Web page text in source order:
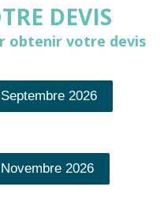
DEVIS
obtenir votre devis
2026
2026